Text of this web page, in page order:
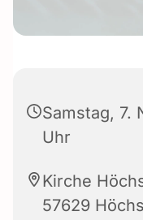
Samstag, 7.
Uhr
Kirche
57629